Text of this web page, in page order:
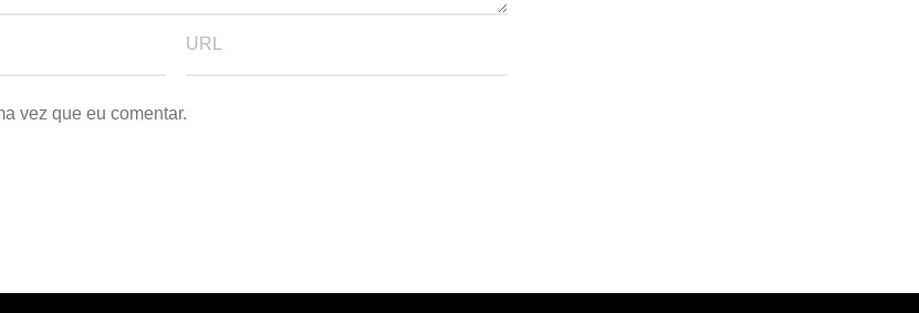
vez que eu comentar.